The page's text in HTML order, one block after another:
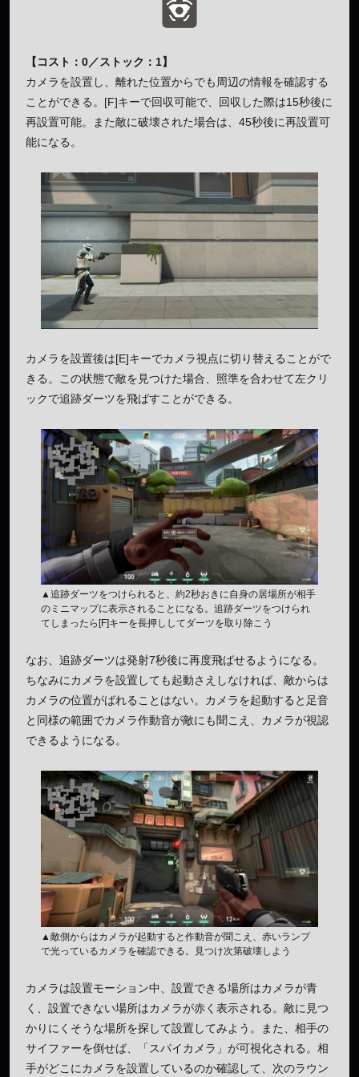
【コスト：0／ストック：1】
カメラを設置し、離れた位置からでも周辺の情報を確認する
ことができる。[F]キーで回収可能で、回収した際は15秒後に
再設置可能。また敵に破壊された場合は、45秒後に再設置可
能になる。
カメラを設置後は[E]キーでカメラ視点に切り替えることがで
きる。この状態で敵を見つけた場合、照準を合わせて左クリ
ックで追跡ダーツを飛ばすことができる。
▲追跡ダーツをつけられると、約2秒おきに自身の居場所が相手
のミニマップに表示されることになる。追跡ダーツをつけられ
てしまったら[F]キーを長押ししてダーツを取り除こう
なお、追跡ダーツは発射7秒後に再度飛ばせるようになる。
ちなみにカメラを設置しても起動さえしなければ、敵からは
カメラの位置がばれることはない。カメラを起動すると足音
と同様の範囲でカメラ作動音が敵にも聞こえ、カメラが視認
できるようになる。
▲敵側からはカメラが起動すると作動音が聞こえ、赤いランプ
で光っているカメラを確認できる。見つけ次第破壊しよう
カメラは設置モーション中、設置できる場所はカメラが青
く、設置できない場所はカメラが赤く表示される。敵に見つ
かりにくそうな場所を探して設置してみよう。また、相手の
サイファーを倒せば、「スパイカメラ」が可視化される。相
手がどこにカメラを設置しているのか確認して、次のラウン